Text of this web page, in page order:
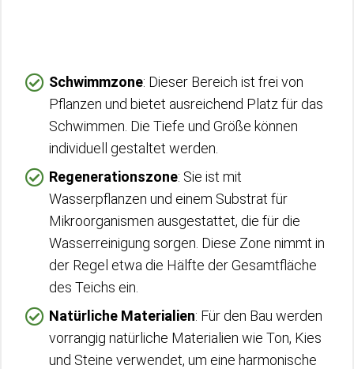
Schwimmzone: Dieser Bereich ist frei von
Pflanzen und bietet ausreichend Platz für das
Schwimmen. Die Tiefe und Größe können
individuell gestaltet werden.
Regenerationszone: Sie ist mit
Wasserpflanzen und einem Substrat für
Mikroorganismen ausgestattet, die für die
Wasserreinigung sorgen. Diese Zone nimmt in
der Regel etwa die Hälfte der Gesamtfläche
des Teichs ein.
Natürliche Materialien: Für den Bau werden
vorrangig natürliche Materialien wie Ton, Kies
und Steine verwendet, um eine harmonische